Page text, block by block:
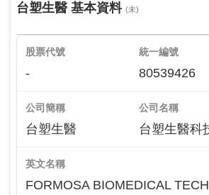
台塑生醫 基本資料 (未)
股票代號
-
統一編號
80539426
公司簡稱
台塑生醫
公司名稱
台塑生醫科
英文名稱
FORMOSA BIOMEDICAL